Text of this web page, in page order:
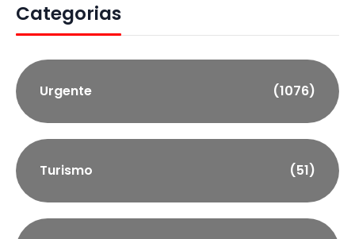
Categorias
Urgente (1076)
Turismo (51)